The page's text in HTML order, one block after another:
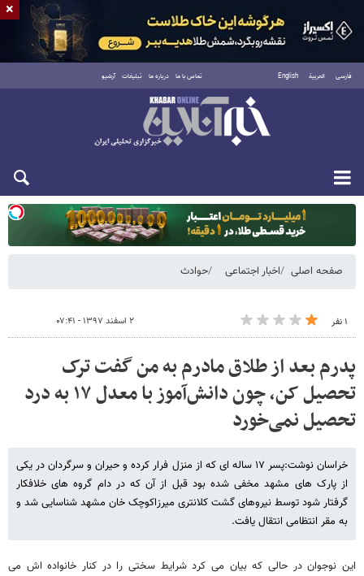
فارسی العربية English تماس با ما درباره ما تبلیغات آرشیو
یکشنبه ۱۸ مرداد ۱۴۰۵
صفحه اصلی اخبار اجتماعی حوادث
۱ نفر ۲ اسفند ۱۳۹۷ - ۰۷:۴۱
پدرم بعد از طلاق مادرم به من گفت ترک
تحصیل کن، چون دانش‌آموز با معدل ۱۷ به درد
تحصیل نمی‌خورد
خراسان نوشت:پسر ۱۷ ساله ای که از منزل فرار کرده و حیران و سرگردان در یکی
از پارک های مشهد مخفی شده بود قبل از آن که در دام گروه های خلافکار
گرفتار شود توسط نیروهای گشت کلانتری میرزاکوچک خان مشهد شناسایی شد و
به مقر انتظامی انتقال یافت.
این نوجوان در حالی که بیان می کرد شرایط سختی را در کنار خانواده اش می
×